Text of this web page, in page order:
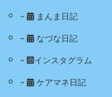
まんま日記
なづな日記
インスタグラム
ケアマネ日記